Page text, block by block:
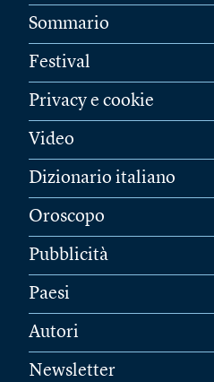
Sommario
Festival
Privacy e cookie
Video
Dizionario italiano
Oroscopo
Pubblicità
Paesi
Autori
Newsletter